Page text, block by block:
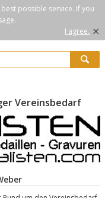
possible service. If you
I agree. ×
Vereinsbedarf